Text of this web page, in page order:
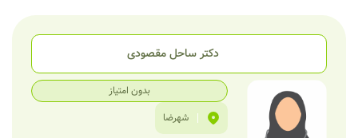
دکتر ساحل مقصودی
بدون امتیاز
| شهرضا